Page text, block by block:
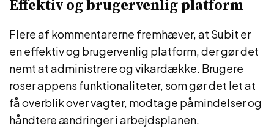
Effektiv og brugervenlig platform
Flere af kommentarerne fremhæver, at Subit er
en effektiv og brugervenlig platform, der gør det
nemt at administrere og vikardække. Brugere
roser appens funktionaliteter, som gør det let at
få overblik over vagter, modtage påmindelser og
håndtere ændringer i arbejdsplanen.